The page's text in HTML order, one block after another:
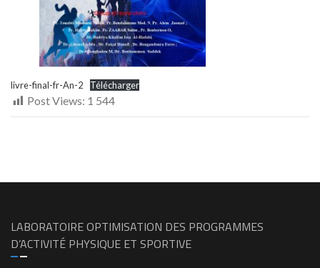
livre-final-fr-An-2 Télécharger
Post Views: 1 544
LABORATOIRE OPTIMISATION DES PROGRAMMES
D’ACTIVITÉ PHYSIQUE ET SPORTIVE